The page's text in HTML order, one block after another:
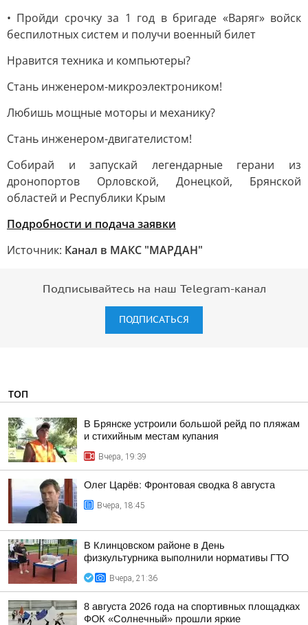
• Пройди срочку за 1 год в бригаде «Варяг» войск
беспилотных систем и получи военный билет
Нравится техника и компьютеры?
Стань инженером-микроэлектроником!
Любишь мощные моторы и механику?
Стань инженером-двигателистом!
Собирай и запускай легендарные герани из
дронопортов Орловской, Донецкой, Брянской
областей и Республики Крым
Подробности и подача заявки
Источник: Канал в МАКС "МАРДАН"
Подписывайтесь на наш Telegram-канал
ПОДПИСАТЬСЯ
ТОП
В Брянске устроили большой рейд по пляжам
и стихийным местам купания
Вчера, 19:39
Олег Царёв: Фронтовая сводка 8 августа
Вчера, 18:45
В Клинцовском районе в День
физкультурника выполнили нормативы ГТО
Вчера, 21:36
8 августа 2026 года на спортивных площадках
ФОК «Солнечный» прошли яркие